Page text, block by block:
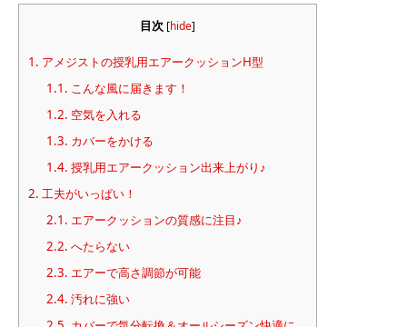
目次 [hide]
1. アメジストの授乳用エアークッションH型
1.1. こんな風に届きます！
1.2. 空気を入れる
1.3. カバーをかける
1.4. 授乳用エアークッション出来上がり♪
2. 工夫がいっぱい！
2.1. エアークッションの質感に注目♪
2.2. へたらない
2.3. エアーで高さ調節が可能
2.4. 汚れに強い